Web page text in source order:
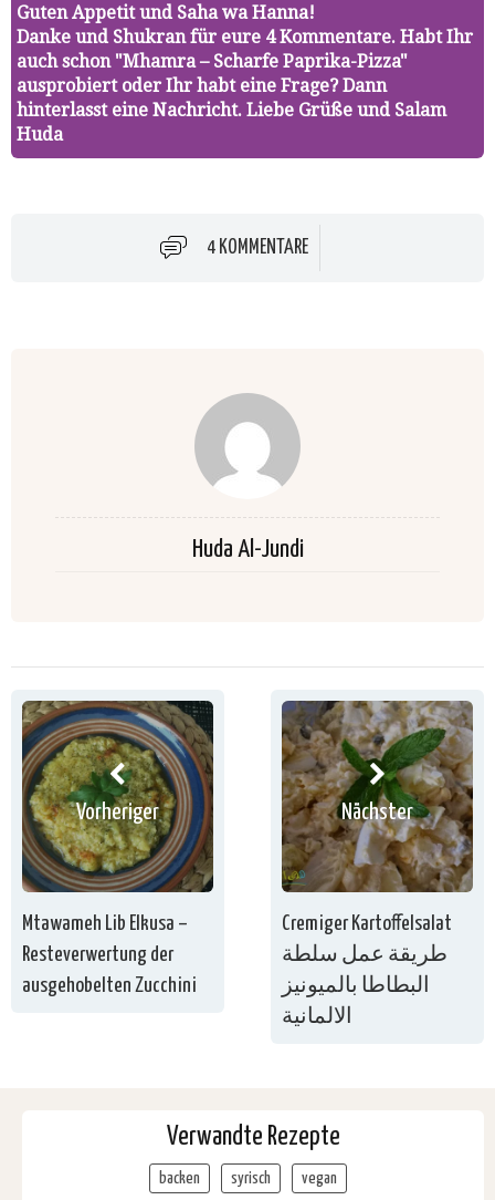
Guten Appetit und Saha wa Hanna!
Danke und Shukran für eure 4 Kommentare. Habt Ihr
auch schon "Mhamra – Scharfe Paprika-Pizza"
ausprobiert oder Ihr habt eine Frage? Dann
hinterlasst eine Nachricht. Liebe Grüße und Salam
Huda
4 KOMMENTARE
Huda Al-Jundi
Vorheriger
Mtawameh Lib Elkusa –
Resteverwertung der
ausgehobelten Zucchini
Nächster
Cremiger Kartoffelsalat
طريقة عمل سلطة
البطاطا بالميونيز
الالمانية
Verwandte Rezepte
backen syrisch vegan